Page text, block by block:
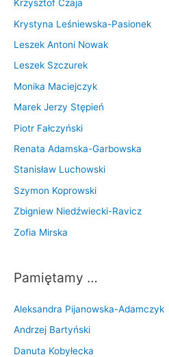
Krzysztof Czaja
Krystyna Leśniewska-Pasionek
Leszek Antoni Nowak
Leszek Szczurek
Monika Maciejczyk
Marek Jerzy Stępień
Piotr Fałczyński
Renata Adamska-Garbowska
Stanisław Luchowski
Szymon Koprowski
Zbigniew Niedźwiecki-Ravicz
Zofia Mirska
Pamiętamy …
Aleksandra Pijanowska-Adamczyk
Andrzej Bartyński
Danuta Kobyłecka